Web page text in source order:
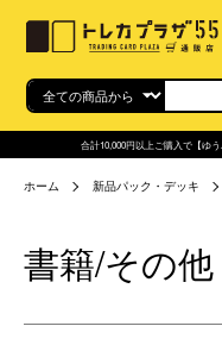
合計10,000円以上ご購入で【ゆ
ホーム 新品パック・デッキ
書籍/その他